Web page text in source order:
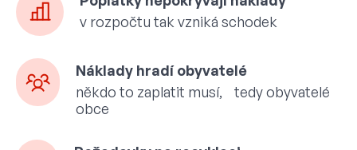
v rozpočtu tak vzniká schodek
Náklady hradí obyvatelé
někdo to zaplatit musí, tedy obyvatelé
obce